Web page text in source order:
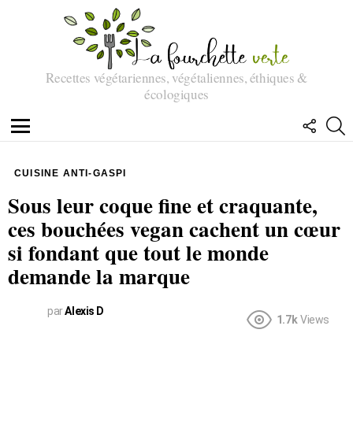
Recettes végétariennes, végétaliennes, éthiques &
écologiques
Menu
NOUS
CUISINE ANTI-GASPI
Sous leur coque fine et craquante,
ces bouchées vegan cachent un cœur
si fondant que tout le monde
demande la marque
parAlexis D
1.7k Views